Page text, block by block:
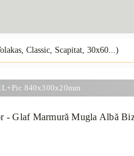
840x300x20mm